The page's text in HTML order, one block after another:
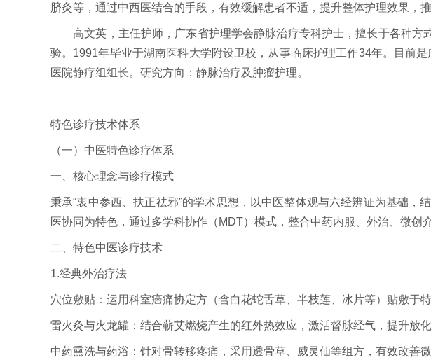
脐灸等，通过中西医结合的手段，有效缓解患者不适，提升整体护理效果，
高文英，主任护师，广东省护理学会静脉治疗专科护士，擅长于各种方
验。1991年毕业于湖南医科大学附设卫校，从事临床护理工作34年。目前
医院静疗组组长。研究方向：静脉治疗及肿瘤护理。
特色诊疗技术体系
（一）中医特色诊疗体系
一、核心理念与诊疗模式
秉承“衷中参西、扶正祛邪”的学术思想，以中医整体观与六经辨证为基础
医协同为特色，通过多学科协作（MDT）模式，整合中药内服、外治、微创
二、特色中医诊疗技术
1.经典外治疗法
穴位敷贴：运用科室癌痛协定方（含白花蛇舌草、半枝莲、冰片等）贴敷于
雷火灸与火龙罐：结合蕲艾燃烧产生的红外热效应，激活督脉经气，提升放化
中药熏洗与药浴：针对骨转移疼痛，采用透骨草、威灵仙等组方，有效改善